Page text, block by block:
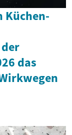
Küchen-
das